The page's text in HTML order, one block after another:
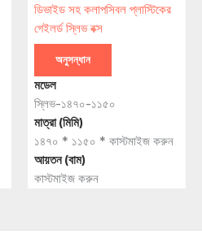
ডিভাইড সহ কলাপসিবল প্লাস্টিকের
গেইলর্ড স্লিভ বক্স
অনুসন্ধান
মডেল
স্লিভ-১৪৭০-১১৫০
মাত্রা (মিমি)
১৪৭০ * ১১৫০ * কাস্টমাইজ করুন
আয়তন (বাম)
কাস্টমাইজ করুন